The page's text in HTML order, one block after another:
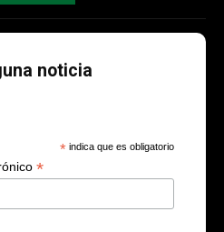
noticia
* indica que es obligatorio
*